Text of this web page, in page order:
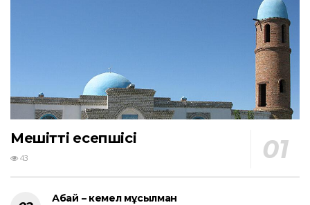
Мешіттің есепшісі
43
Абай – кемел мұсылман